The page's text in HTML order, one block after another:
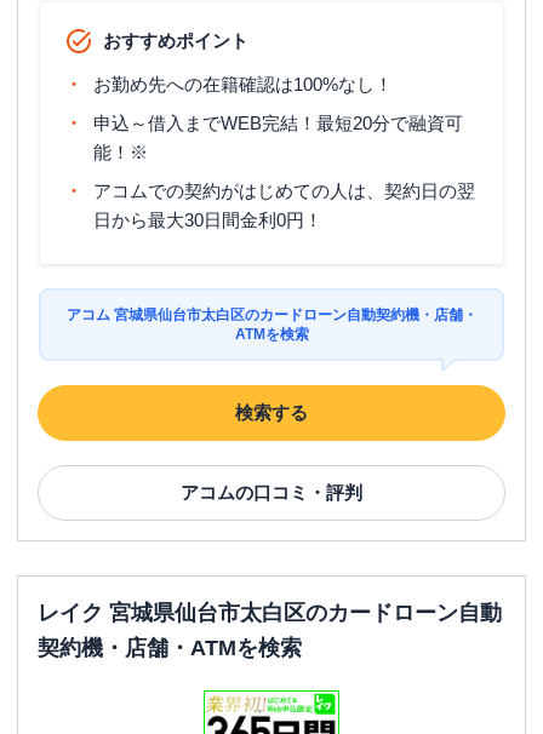
おすすめポイント
お勤め先への在籍確認は100%なし！
申込～借入までWEB完結！最短20分で融資可
能！※
アコムでの契約がはじめての人は、契約日の翌
日から最大30日間金利0円！
アコム 宮城県仙台市太白区のカードローン自動契約機・店舗・
ATMを検索
検索する
アコムの口コミ・評判
レイク 宮城県仙台市太白区のカードローン自動
契約機・店舗・ATMを検索